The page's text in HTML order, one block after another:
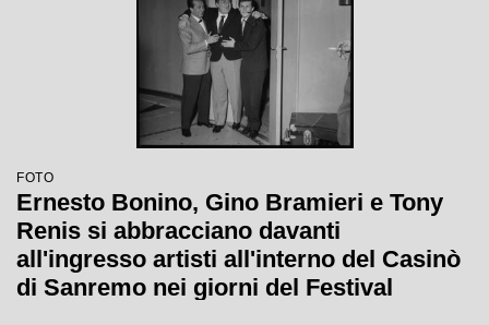
FOTO
Ernesto Bonino, Gino Bramieri e Tony
Renis si abbracciano davanti
all'ingresso artisti all'interno del Casinò
di Sanremo nei giorni del Festival